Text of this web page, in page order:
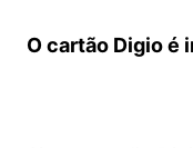
O cartão Digio é